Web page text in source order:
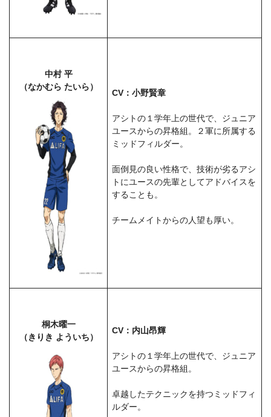
中村 平
（なかむら たいら）
CV：小野賢章
アシトの１学年上の世代で、ジュニア
ユースからの昇格組。２軍に所属する
ミッドフィルダー。
面倒見の良い性格で、技術が劣るアシ
トにユースの先輩としてアドバイスを
することも。
チームメイトからの人望も厚い。
桐木曜一
（きりき よういち）
CV：内山昂輝
アシトの１学年上の世代で、ジュニア
ユースからの昇格組。
卓越したテクニックを持つミッドフィ
ルダー。